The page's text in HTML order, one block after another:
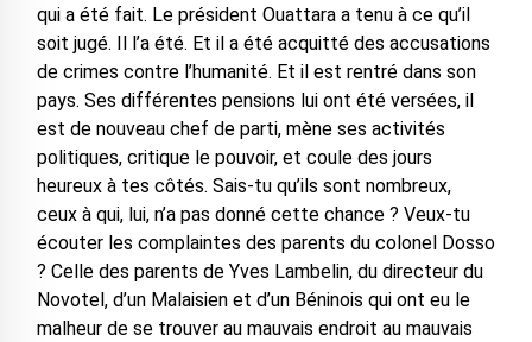
qui a été fait. Le président Ouattara a tenu à ce qu’il
soit jugé. Il l’a été. Et il a été acquitté des accusations
de crimes contre l’humanité. Et il est rentré dans son
pays. Ses différentes pensions lui ont été versées, il
est de nouveau chef de parti, mène ses activités
politiques, critique le pouvoir, et coule des jours
heureux à tes côtés. Sais-tu qu’ils sont nombreux,
ceux à qui, lui, n’a pas donné cette chance ? Veux-tu
écouter les complaintes des parents du colonel Dosso
? Celle des parents de Yves Lambelin, du directeur du
Novotel, d’un Malaisien et d’un Béninois qui ont eu le
malheur de se trouver au mauvais endroit au mauvais